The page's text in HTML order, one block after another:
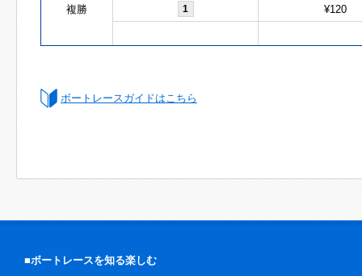
複勝 1 ¥120
ボートレースガイドはこちら
■ボートレースを知る楽しむ